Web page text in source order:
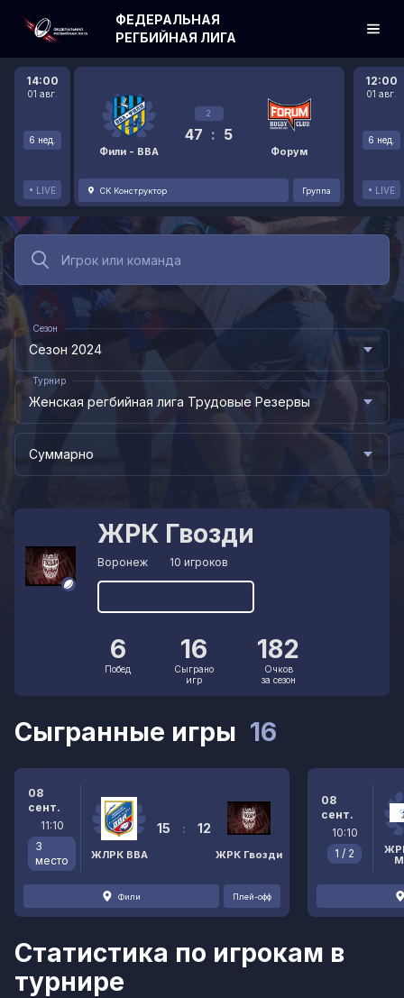
14:00
01 авг.
6 нед.
LIVE
Фили - ВВА
2
47 : 5
Форум
СК Конструктор Группа
12:00
01 авг.
6 нед.
LIVE
ФЕДЕРАЛЬНАЯ
РЕГБИЙНАЯ ЛИГА
Сезон 2024
Сезон
Женская регбийная лига Трудовые Резервы
Турнир
Суммарно
ЖРК Гвозди
Воронеж 10 игроков
6
Побед
16
Сыграно
игр
182
Очков
за сезон
Сыгранные игры 16
08
сент.
11:10
3
место
ЖЛРК ВВА
15 : 12
ЖРК Гвозди
Фили Плей-офф
08
сент.
10:10
1 / 2
Статистика по игрокам в
турнире